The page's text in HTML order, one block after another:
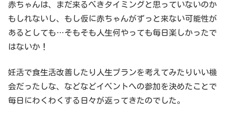
赤ちゃんは、まだ来るべきタイミングと思っていないのか
もしれないし、もし仮に赤ちゃんがずっと来ない可能性が
あるとしても…そもそも人生何やっても毎日楽しかったで
はないか！
妊活で食生活改善したり人生プランを考えてみたりいい機
会だったしな、などなどイベントへの参加を決めたことで
毎日にわくわくする日々が返ってきたのでした。